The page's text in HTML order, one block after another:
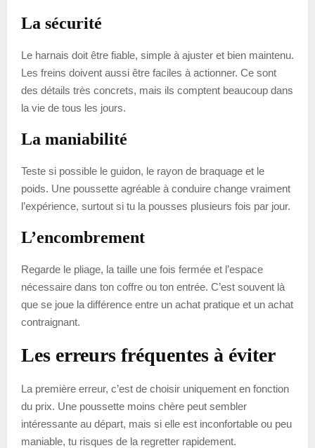
La sécurité
Le harnais doit être fiable, simple à ajuster et bien maintenu.
Les freins doivent aussi être faciles à actionner. Ce sont
des détails très concrets, mais ils comptent beaucoup dans
la vie de tous les jours.
La maniabilité
Teste si possible le guidon, le rayon de braquage et le
poids. Une poussette agréable à conduire change vraiment
l’expérience, surtout si tu la pousses plusieurs fois par jour.
L’encombrement
Regarde le pliage, la taille une fois fermée et l’espace
nécessaire dans ton coffre ou ton entrée. C’est souvent là
que se joue la différence entre un achat pratique et un achat
contraignant.
Les erreurs fréquentes à éviter
La première erreur, c’est de choisir uniquement en fonction
du prix. Une poussette moins chère peut sembler
intéressante au départ, mais si elle est inconfortable ou peu
maniable, tu risques de la regretter rapidement.